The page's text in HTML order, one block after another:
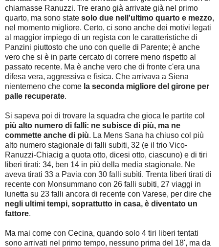
chiamasse Ranuzzi. Tre erano già arrivate già nel primo
quarto, ma sono state solo due nell'ultimo quarto e mezzo,
nel momento migliore. Certo, ci sono anche dei motivi legati
al maggior impiego di un regista con le caratteristiche di
Panzini piuttosto che uno con quelle di Parente; è anche
vero che si è in parte cercato di correre meno rispetto al
passato recente. Ma è anche vero che di fronte c'era una
difesa vera, aggressiva e fisica. Che arrivava a Siena
nientemeno che come la seconda migliore del girone per
palle recuperate.
Si sapeva poi di trovare la squadra che gioca le partite col
più alto numero di falli: ne subisce di più, ma ne
commette anche di più. La Mens Sana ha chiuso col più
alto numero stagionale di falli subiti, 32 (e il trio Vico-
Ranuzzi-Chiacig a quota otto, dicesi otto, ciascuno) e di tiri
liberi tirati: 34, ben 14 in più della media stagionale. Ne
aveva tirati 33 a Pavia con 30 falli subìti. Trenta liberi tirati di
recente con Monsummano con 26 falli subiti, 27 viaggi in
lunetta su 23 falli ancora di recente con Varese, per dire che
negli ultimi tempi, soprattutto in casa, è diventato un
fattore.
Ma mai come con Cecina, quando solo 4 tiri liberi tentati
sono arrivati nel primo tempo, nessuno prima del 18', ma da